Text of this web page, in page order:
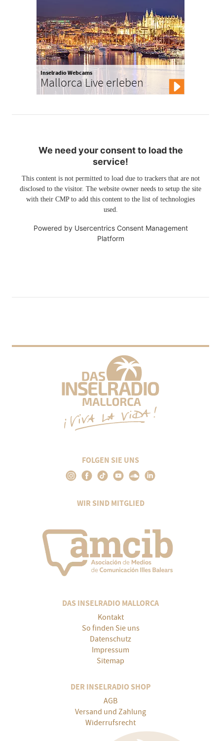
Inselradio Webcams
Mallorca Live erleben
We need your consent to load the
service!
This content is not permitted to load due to trackers that are not
disclosed to the visitor. The website owner needs to setup the site
with their CMP to add this content to the list of technologies
used.
Powered by Usercentrics Consent Management
Platform
FOLGEN SIE UNS
WIR SIND MITGLIED
DAS INSELRADIO MALLORCA
Kontakt
So finden Sie uns
Datenschutz
Impressum
Sitemap
DER INSELRADIO SHOP
AGB
Versand und Zahlung
Widerrufsrecht